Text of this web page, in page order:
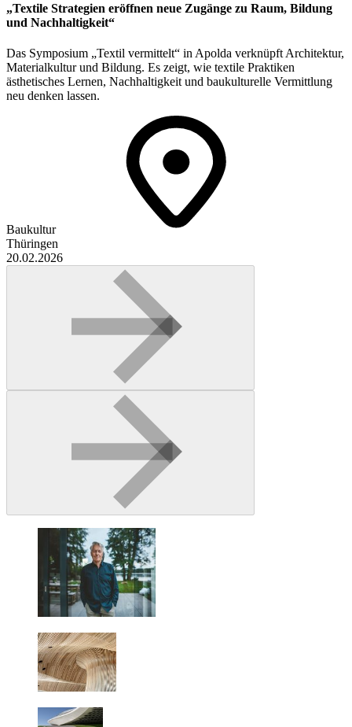
„Textile Strategien eröffnen neue Zugänge zu Raum, Bildung
und Nachhaltigkeit“
Das Symposium „Textil vermittelt“ in Apolda verknüpft Architektur,
Materialkultur und Bildung. Es zeigt, wie textile Praktiken
ästhetisches Lernen, Nachhaltigkeit und baukulturelle Vermittlung
neu denken lassen.
Baukultur
Thüringen
20.02.2026